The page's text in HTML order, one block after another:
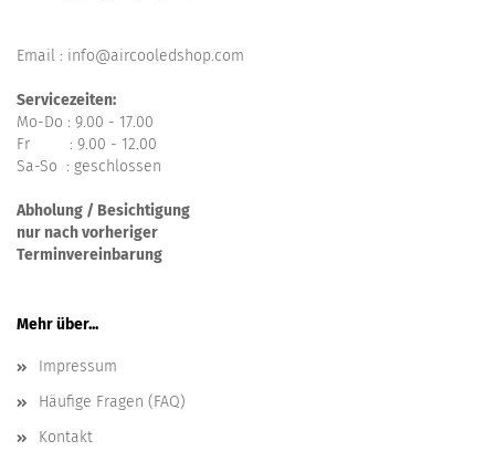
Email : info@aircooledshop.com
Servicezeiten:
Mo-Do : 9.00 - 17.00
Fr : 9.00 - 12.00
Sa-So : geschlossen
Abholung / Besichtigung
nur nach vorheriger
Terminvereinbarung
Mehr über...
Impressum
Häufige Fragen (FAQ)
Kontakt